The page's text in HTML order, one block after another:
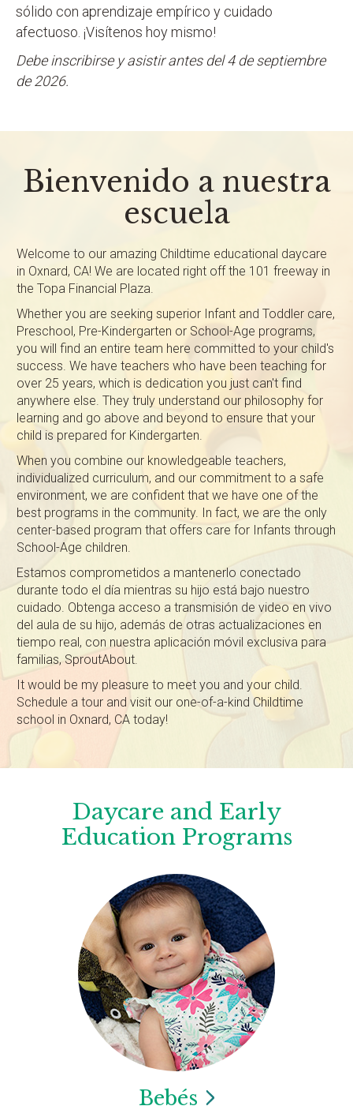
sólido con aprendizaje empírico y cuidado
afectuoso. ¡Visítenos hoy mismo!
Debe inscribirse y asistir antes del 4 de septiembre
de 2026.
Bienvenido a nuestra
escuela
Welcome to our amazing Childtime educational daycare
in Oxnard, CA! We are located right off the 101 freeway in
the Topa Financial Plaza.
Whether you are seeking superior Infant and Toddler care,
Preschool, Pre-Kindergarten or School-Age programs,
you will find an entire team here committed to your child's
success. We have teachers who have been teaching for
over 25 years, which is dedication you just can't find
anywhere else. They truly understand our philosophy for
learning and go above and beyond to ensure that your
child is prepared for Kindergarten.
When you combine our knowledgeable teachers,
individualized curriculum, and our commitment to a safe
environment, we are confident that we have one of the
best programs in the community. In fact, we are the only
center-based program that offers care for Infants through
School-Age children.
Estamos comprometidos a mantenerlo conectado
durante todo el día mientras su hijo está bajo nuestro
cuidado. Obtenga acceso a transmisión de video en vivo
del aula de su hijo, además de otras actualizaciones en
tiempo real, con nuestra aplicación móvil exclusiva para
familias, SproutAbout.
It would be my pleasure to meet you and your child.
Schedule a tour and visit our one-of-a-kind Childtime
school in Oxnard, CA today!
Daycare and Early
Education Programs
Bebés